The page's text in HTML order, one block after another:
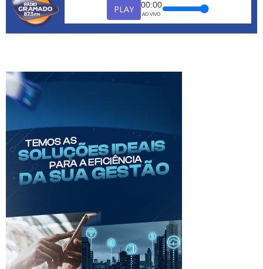
PLAY 00:00
AO VIVO